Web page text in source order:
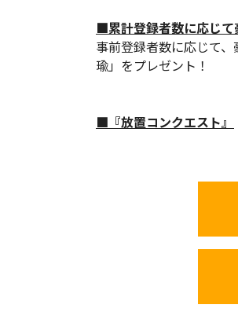
■累計登録者数に応じて
事前登録者数に応じて
瑜」をプレゼント！
■『放置コンクエスト』